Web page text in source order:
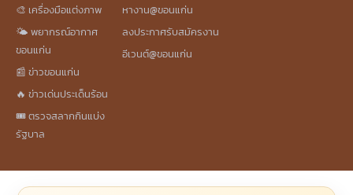
🎨 เครื่องมือแต่งภาพ
🌤️ พยากรณ์อากาศ
ขอนแก่น
📰 ข่าวขอนแก่น
🔥 ข่าวเด่นประเด็นร้อน
🎟️ ตรวจสลากกินแบ่ง
รัฐบาล
หางาน@ขอนแก่น
ลงประกาศรับสมัครงาน
อีเวนต์@ขอนแก่น